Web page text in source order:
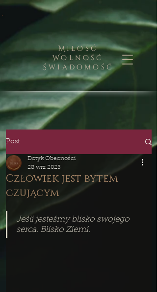
Miłość
Wolność
Świadomość
Post
Człowiek jest bytem
czującym
Dotyk Obecności
28 wrz 2023
Jeśli jesteśmy blisko swojego
serca. Blisko Ziemi.